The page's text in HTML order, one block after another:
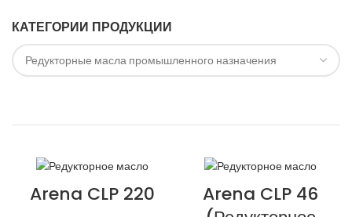
КАТЕГОРИИ ПРОДУКЦИИ
Arena CLP 220
Arena CLP 46